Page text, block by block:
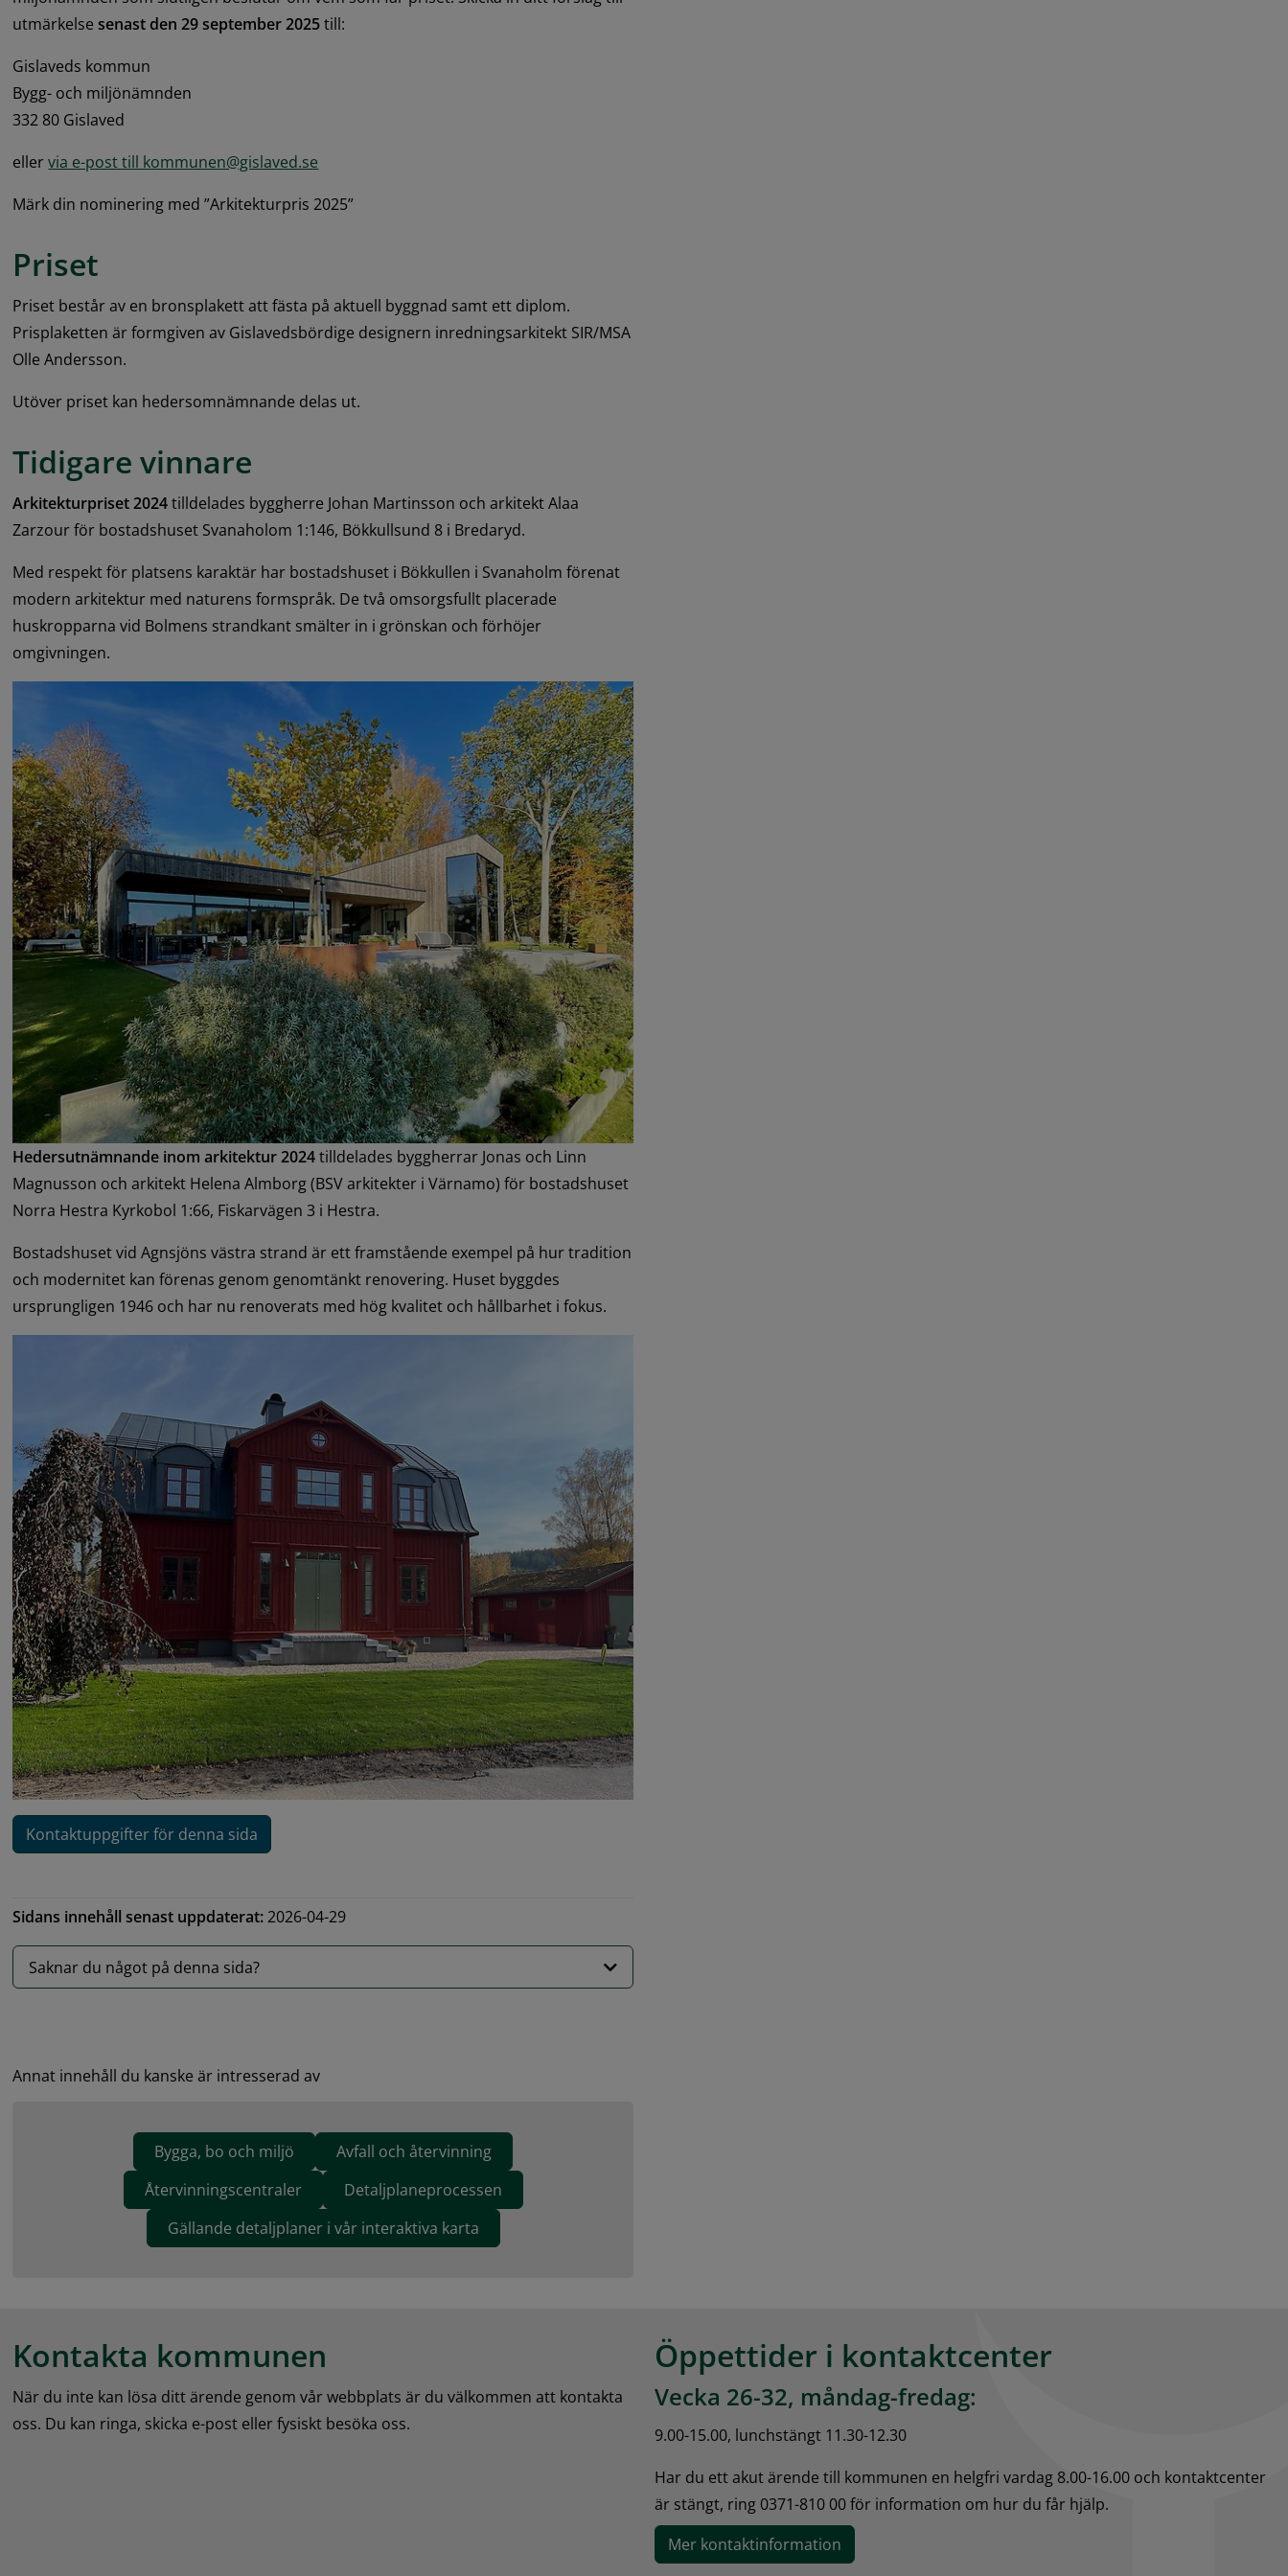
utmärkelse senast den 29 september 2025 till:
Gislaveds kommun
Bygg- och miljönämnden
332 80 Gislaved
eller via e-post till kommunen@gislaved.se
Märk din nominering med ”Arkitekturpris 2025”
Priset
Priset består av en bronsplakett att fästa på aktuell byggnad samt ett diplom.
Prisplaketten är formgiven av Gislavedsbördige designern inredningsarkitekt SIR/MSA
Olle Andersson.
Utöver priset kan hedersomnämnande delas ut.
Tidigare vinnare
Arkitekturpriset 2024 tilldelades byggherre Johan Martinsson och arkitekt Alaa
Zarzour för bostadshuset Svanaholom 1:146, Bökkullsund 8 i Bredaryd.
Med respekt för platsens karaktär har bostadshuset i Bökkullen i Svanaholm förenat
modern arkitektur med naturens formspråk. De två omsorgsfullt placerade
huskropparna vid Bolmens strandkant smälter in i grönskan och förhöjer
omgivningen.
Hedersutnämnande inom arkitektur 2024 tilldelades byggherrar Jonas och Linn
Magnusson och arkitekt Helena Almborg (BSV arkitekter i Värnamo) för bostadshuset
Norra Hestra Kyrkobol 1:66, Fiskarvägen 3 i Hestra.
Bostadshuset vid Agnsjöns västra strand är ett framstående exempel på hur tradition
och modernitet kan förenas genom genomtänkt renovering. Huset byggdes
ursprungligen 1946 och har nu renoverats med hög kvalitet och hållbarhet i fokus.
Kontaktuppgifter för denna sida
Sidans innehåll senast uppdaterat: 2026-04-29
Saknar du något på denna sida?
Annat innehåll du kanske är intresserad av
Bygga, bo och miljö
Avfall och återvinning
Återvinningscentraler
Detaljplaneprocessen
Gällande detaljplaner i vår interaktiva karta
Kontakta kommunen
När du inte kan lösa ditt ärende genom vår webbplats är du välkommen att kontakta
oss. Du kan ringa, skicka e-post eller fysiskt besöka oss.
Öppettider i kontaktcenter
Vecka 26-32, måndag-fredag:
9.00-15.00, lunchstängt 11.30-12.30
Har du ett akut ärende till kommunen en helgfri vardag 8.00-16.00 och kontaktcenter
är stängt, ring 0371-810 00 för information om hur du får hjälp.
Mer kontaktinformation